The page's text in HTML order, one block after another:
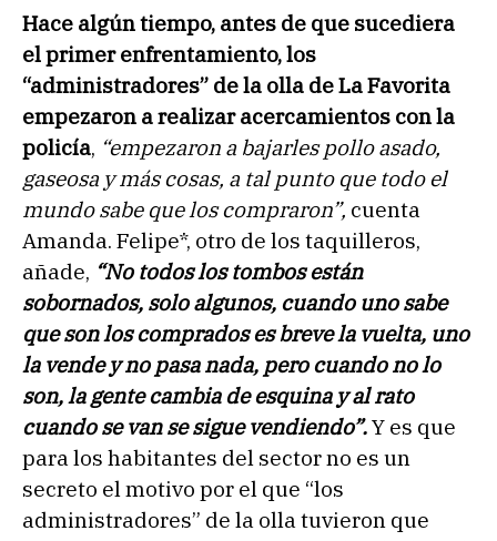
Hace algún tiempo, antes de que sucediera
el primer enfrentamiento, los
“administradores” de la olla de La Favorita
empezaron a realizar acercamientos con la
policía, “empezaron a bajarles pollo asado,
gaseosa y más cosas, a tal punto que todo el
mundo sabe que los compraron”, cuenta
Amanda. Felipe*, otro de los taquilleros,
añade, “No todos los tombos están
sobornados, solo algunos, cuando uno sabe
que son los comprados es breve la vuelta, uno
la vende y no pasa nada, pero cuando no lo
son, la gente cambia de esquina y al rato
cuando se van se sigue vendiendo”.Y es que
para los habitantes del sector no es un
secreto el motivo por el que “los
administradores” de la olla tuvieron que